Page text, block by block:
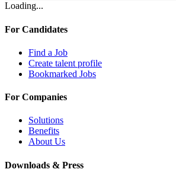
Loading...
For Candidates
Find a Job
Create talent profile
Bookmarked Jobs
For Companies
Solutions
Benefits
About Us
Downloads & Press